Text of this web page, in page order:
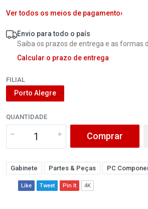
Ver todos os meios de pagamento›
Envio para todo o país
Saiba os prazos de entrega e as formas
Calcular o prazo de entrega
FILIAL
Porto Alegre
QUANTIDADE
Comprar
Gabinete Partes & Peças PC
Like Tweet Pin It 4K